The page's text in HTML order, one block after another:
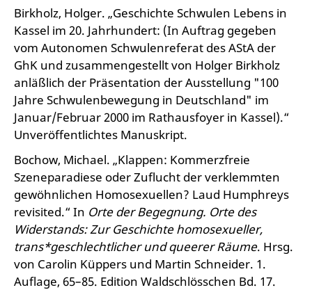
Birkholz, Holger. „Geschichte Schwulen Lebens in
Kassel im 20. Jahrhundert: (In Auftrag gegeben
vom Autonomen Schwulenreferat des AStA der
GhK und zusammengestellt von Holger Birkholz
anläßlich der Präsentation der Ausstellung "100
Jahre Schwulenbewegung in Deutschland" im
Januar/Februar 2000 im Rathausfoyer in Kassel).“
Unveröffentlichtes Manuskript.
Bochow, Michael. „Klappen: Kommerzfreie
Szeneparadiese oder Zuflucht der verklemmten
gewöhnlichen Homosexuellen? Laud Humphreys
revisited.“ In Orte der Begegnung. Orte des
Widerstands: Zur Geschichte homosexueller,
trans*geschlechtlicher und queerer Räume. Hrsg.
von Carolin Küppers und Martin Schneider. 1.
Auflage, 65–85. Edition Waldschlösschen Bd. 17.